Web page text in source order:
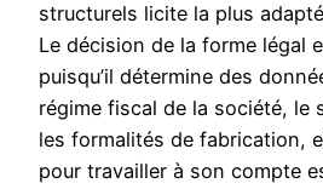
structurels licite la plus
Le décision de la forme légal
puisqu’il détermine des
régime fiscal de la société, le
les formalités de fabrication,
pour travailler à son compte